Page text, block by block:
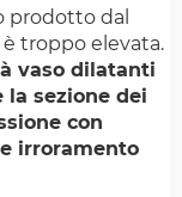
prodotto dal
troppo elevata.
vaso dilatanti
sezione dei
con
irroramento